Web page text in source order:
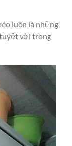
luôn là những
tuyệt vời trong